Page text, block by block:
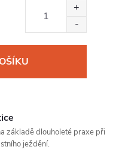
základě dlouholeté praxe při
ježdění.